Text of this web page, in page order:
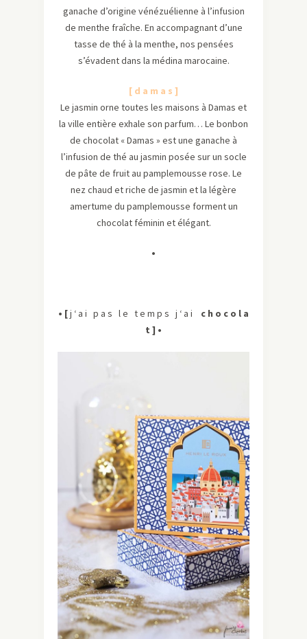
ganache d’origine vénézuélienne à l’infusion
de menthe fraîche. En accompagnant d’une
tasse de thé à la menthe, nos pensées
s’évadent dans la médina marocaine.
[ d a m a s ]
Le jasmin orne toutes les maisons à Damas et
la ville entière exhale son parfum… Le bonbon
de chocolat « Damas » est une ganache à
l’infusion de thé au jasmin posée sur un socle
de pâte de fruit au pamplemousse rose. Le
nez chaud et riche de jasmin et la légère
amertume du pamplemousse forment un
chocolat féminin et élégant.
•
• [j ‘ a i p a s l e t e m p s j ‘ a i c h o c o l a
t ] •